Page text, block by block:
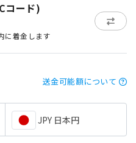
コード)
に着金します
送金可能額について
JPY 日本円